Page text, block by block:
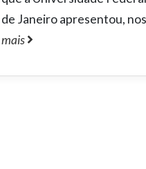
de Janeiro apresentou,
mais